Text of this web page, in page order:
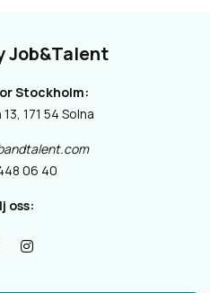
Job&Talent
Stockholm:
171 54 Solna
06 40
oss: